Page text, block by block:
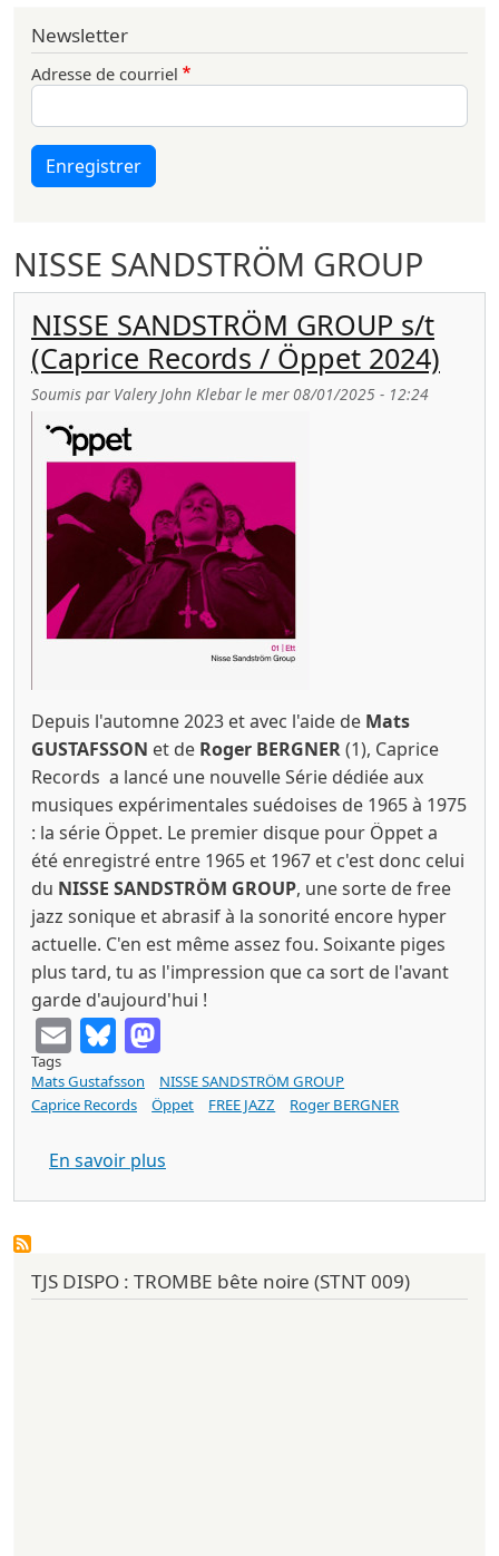
NISSE SANDSTRÖM GROUP
NISSE SANDSTRÖM GROUP s/t
(Caprice Records / Öppet 2024)
Soumis par Valery John Klebarle mer 08/01/2025 - 12:24
Depuis l'automne 2023 et avec l'aide de Mats
GUSTAFSSON et de Roger BERGNER(1), Caprice
Records a lancé une nouvelle Série dédiée aux
musiques expérimentales suédoises de 1965 à 1975
: la série Öppet. Le premier disque pour Öppet a
été enregistré entre 1965 et 1967 et c'est donc celui
du NISSE SANDSTRÖM GROUP, une sorte de free
jazz sonique et abrasif à la sonorité encore hyper
actuelle. C'en est même assez fou. Soixante piges
plus tard, tu as l'impression que ca sort de l'avant
garde d'aujourd'hui !
EmailBluesky
Tags
Mats Gustafsson
NISSE SANDSTRÖM GROUP
Caprice Records
Öppet FREE JAZZ Roger BERGNER
En savoir plus
Newsletter
Adresse de courriel
Enregistrer
TJS DISPO : TROMBE bête noire (STNT 009)